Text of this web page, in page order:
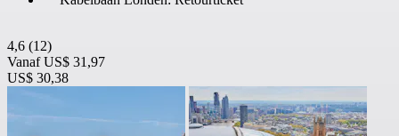
4,6 (12)
Vanaf US$ 31,97
US$ 30,38